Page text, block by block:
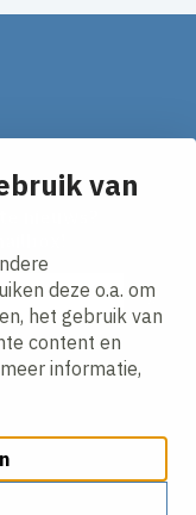
van
deze o.a. om
het gebruik van
content en
informatie,
nieuws?